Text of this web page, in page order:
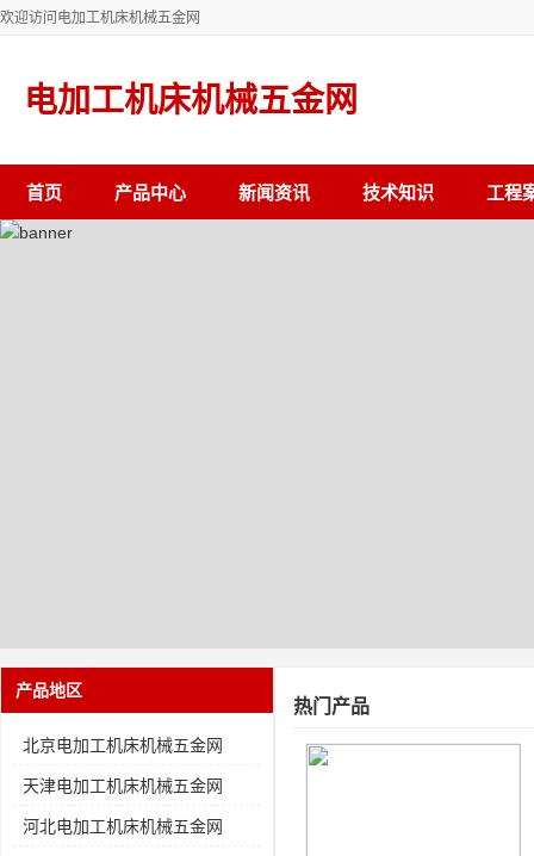
欢迎访问电加工机床机械五金网
电加工机床机械五金网
首页 产品中心 新闻资讯 技术知识 工程
产品地区
北京电加工机床机械五金网
天津电加工机床机械五金网
河北电加工机床机械五金网
热门产品